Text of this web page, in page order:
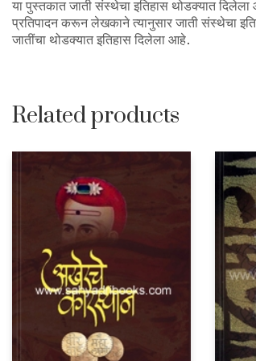
या पुस्तकात जाती संस्थेचा इतिहास थोडक्यात
प्रतिपादन करून लेखकाने त्यानुसार जाती संस्थेचा
जातींचा थोडक्यात इतिहास दिलेला आहे.
Related products